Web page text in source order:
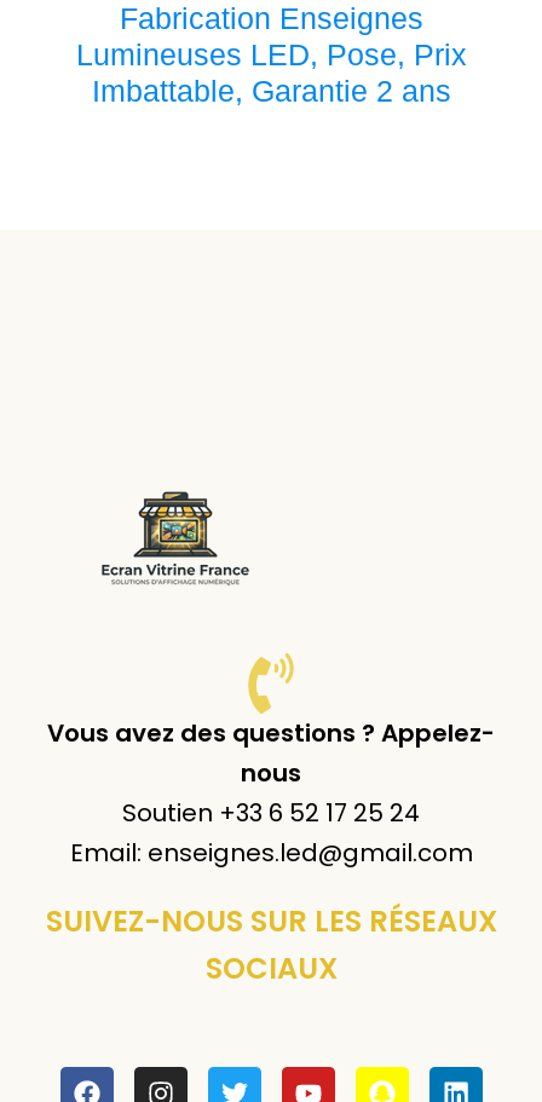
Fabrication Enseignes
Lumineuses LED, Pose, Prix
Imbattable, Garantie 2 ans
Vous avez des questions ? Appelez-
nous
Soutien +33 6 52 17 25 24
Email: enseignes.led@gmail.com
SUIVEZ-NOUS SUR LES RÉSEAUX
SOCIAUX
F
I
T
Y
S
L
T
P
T
X